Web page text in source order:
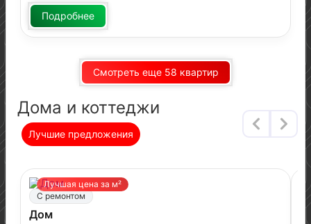
Подробнее
Смотреть еще 58 квартир
Дома и коттеджи
Лучшие предложения
Лучшая цена за м²
С ремонтом
Дом